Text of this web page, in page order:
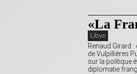
«La
Libye
Renaud Girard
de Vulpillières
sur la politique
diplomatie